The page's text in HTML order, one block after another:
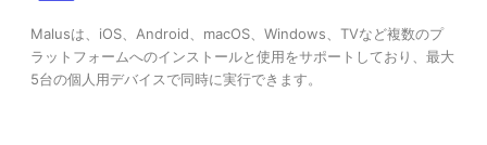
Malusは、iOS、Android、macOS、Windows、TVなど複数のプ
ラットフォームへのインストールと使用をサポートしており、最大
5台の個人用デバイスで同時に実行できます。